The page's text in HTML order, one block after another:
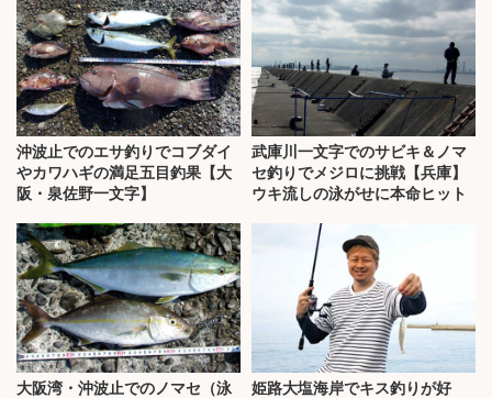
沖波止でのエサ釣りでコブダイ
やカワハギの満足五目釣果【大
阪・泉佐野一文字】
武庫川一文字でのサビキ＆ノマ
セ釣りでメジロに挑戦【兵庫】
ウキ流しの泳がせに本命ヒット
大阪湾・沖波止でのノマセ（泳
姫路大塩海岸でキス釣りが好